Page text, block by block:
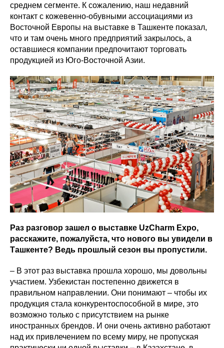
среднем сегменте. К сожалению, наш недавний
контакт с кожевенно-обувными ассоциациями из
Восточной Европы на выставке в Ташкенте показал,
что и там очень много предприятий закрылось, а
оставшиеся компании предпочитают торговать
продукцией из Юго-Восточной Азии.
Раз разговор зашел о выставке UzCharm Expo,
расскажите, пожалуйста, что нового вы увидели в
Ташкенте? Ведь прошлый сезон вы пропустили.
– В этот раз выставка прошла хорошо, мы довольны
участием. Узбекистан постепенно движется в
правильном направлении. Они понимают – чтобы их
продукция стала конкурентоспособной в мире, это
возможно только с присутствием на рынке
иностранных брендов. И они очень активно работают
над их привлечением по всему миру, не пропуская